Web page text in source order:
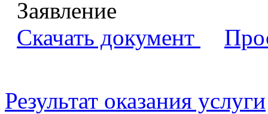
Заявление
Скачать документ
Результат оказания услуги